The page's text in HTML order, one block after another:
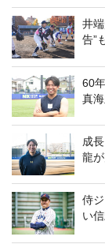
井
告”
60
真
成
龍
侍
い